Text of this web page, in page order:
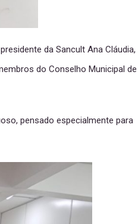
da Sancult Ana Cláudia,
do Conselho Municipal de
pensado especialmente para